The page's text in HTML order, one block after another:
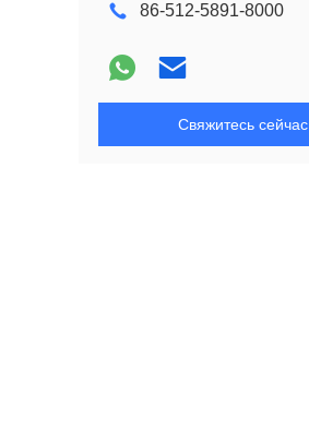
86-512-5891-8000
Свяжитесь сейчас